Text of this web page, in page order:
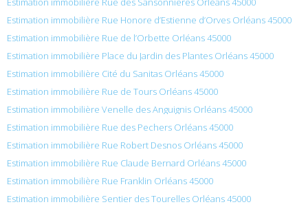
Estimation immobilière Rue Honore d’Estienne d’Orves Orléans 45000
Estimation immobilière Rue de l’Orbette Orléans 45000
Estimation immobilière Place du Jardin des Plantes Orléans 45000
Estimation immobilière Cité du Sanitas Orléans 45000
Estimation immobilière Rue de Tours Orléans 45000
Estimation immobilière Venelle des Anguignis Orléans 45000
Estimation immobilière Rue des Pechers Orléans 45000
Estimation immobilière Rue Robert Desnos Orléans 45000
Estimation immobilière Rue Claude Bernard Orléans 45000
Estimation immobilière Rue Franklin Orléans 45000
Estimation immobilière Sentier des Tourelles Orléans 45000